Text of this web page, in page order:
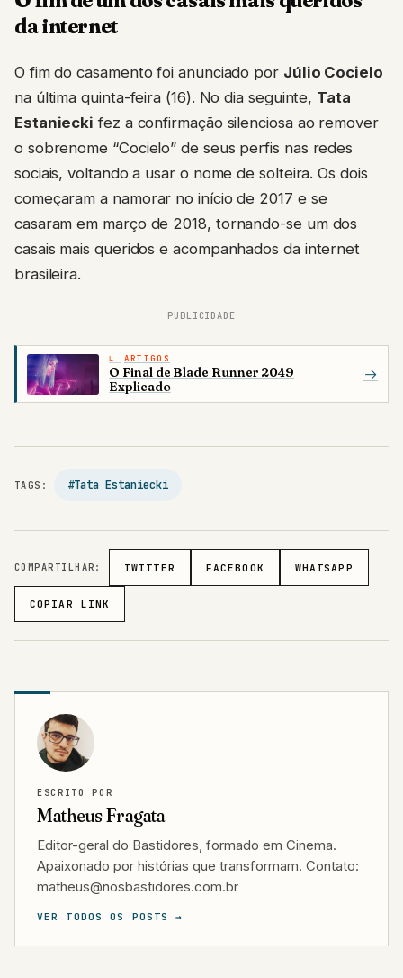
da internet
O fim do casamento foi anunciado por Júlio Cocielo
na última quinta-feira (16). No dia seguinte, Tata
Estaniecki fez a confirmação silenciosa ao remover
o sobrenome “Cocielo” de seus perfis nas redes
sociais, voltando a usar o nome de solteira. Os dois
começaram a namorar no início de 2017 e se
casaram em março de 2018, tornando-se um dos
casais mais queridos e acompanhados da internet
brasileira.
PUBLICIDADE
ARTIGOS
O Final de Blade Runner 2049
Explicado
→
TAGS: #Tata Estaniecki
COMPARTILHAR: TWITTER FACEBOOK WHATSAPP
COPIAR LINK
ESCRITO POR
Matheus Fragata
Editor-geral do Bastidores, formado em Cinema.
Apaixonado por histórias que transformam. Contato:
matheus@nosbastidores.com.br
VER TODOS OS POSTS →